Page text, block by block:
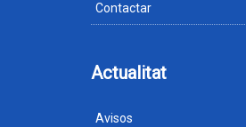
Contactar
Actualitat
Avisos